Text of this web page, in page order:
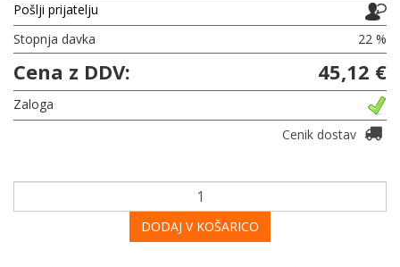
Pošlji prijatelju
Stopnja davka
22 %
Cena z DDV: 45,12 €
Zaloga
Cenik dostav
DODAJ V KOŠARICO